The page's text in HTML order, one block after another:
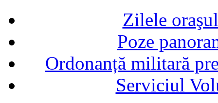
Zilele
Poze
Ordonanță militară
Serviciul